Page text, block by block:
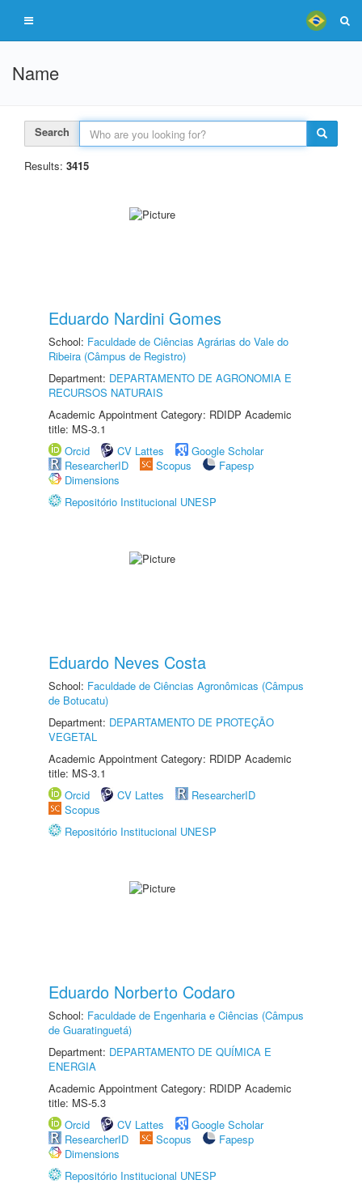
Name
Search
Results: 3415
Eduardo Nardini Gomes
School: Faculdade de Ciências Agrárias do Vale do
Ribeira (Câmpus de Registro)
Department: DEPARTAMENTO DE AGRONOMIA E
RECURSOS NATURAIS
Academic Appointment Category: RDIDP Academic
title: MS-3.1
Orcid
CV Lattes
Google Scholar
ResearcherID
Scopus
Fapesp
Dimensions
Repositório Institucional UNESP
Eduardo Neves Costa
School: Faculdade de Ciências Agronômicas (Câmpus
de Botucatu)
Department: DEPARTAMENTO DE PROTEÇÃO
VEGETAL
Academic Appointment Category: RDIDP Academic
title: MS-3.1
Orcid
CV Lattes
ResearcherID
Scopus
Repositório Institucional UNESP
Eduardo Norberto Codaro
School: Faculdade de Engenharia e Ciências (Câmpus
de Guaratinguetá)
Department: DEPARTAMENTO DE QUÍMICA E
ENERGIA
Academic Appointment Category: RDIDP Academic
title: MS-5.3
Orcid
CV Lattes
Google Scholar
ResearcherID
Scopus
Fapesp
Dimensions
Repositório Institucional UNESP